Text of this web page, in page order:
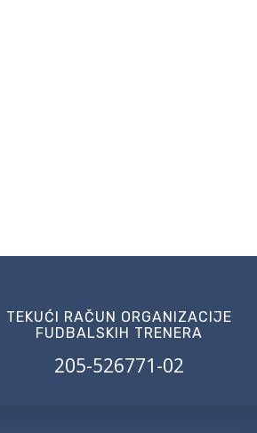
TEKUĆI RAČUN ORGANIZACIJE
FUDBALSKIH TRENERA
205-526771-02